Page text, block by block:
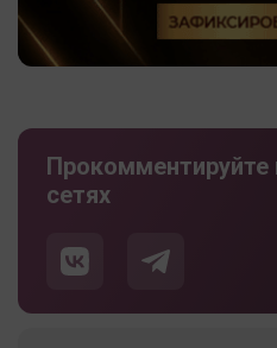
сетях